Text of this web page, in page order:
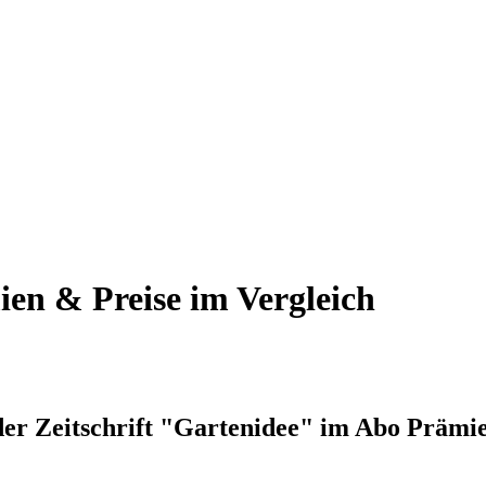
& Preise im Vergleich
Zeitschrift "Gartenidee" im Abo